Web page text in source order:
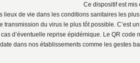
Ce dispositif est
lieux de vie dans les conditions sanitaires les
transmission du virus le plus tôt possible. C’est
d’éventuelle reprise épidémique. Le QR code
dans nos établissements comme les gestes